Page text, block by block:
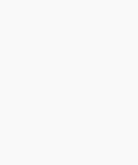
lựa chọn về
Creek là một
triết lý về “sự tò
sống giữa con